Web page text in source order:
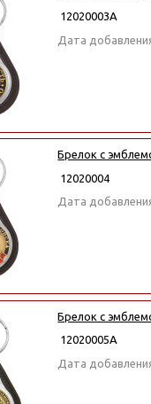
12020003А
Дата
Брелок с
12020004
Дата
Брелок с
12020005А
Дата